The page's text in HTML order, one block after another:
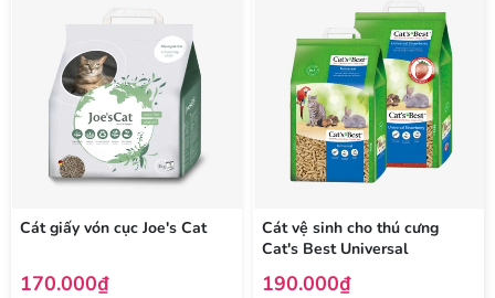
Không sử dụng hóa chất hoặc phụ gia nhân tạo, cát đảm bảo
an toàn cho mèo và thân thiện với môi trường.
Thành phần:
100% gỗ linh sam và vân sam
Cát giấy vón cục Joe's Cat
170.000₫
Cát vệ sinh cho thú cưng
Cat's Best Universal
190.000₫